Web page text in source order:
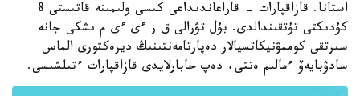
استانا. قازاقپارات - قاراعاندىداعى كىسى ولىمىنە قاتىستى 8
كۇدىكتى تۇتقىندالدى. بۇل تۋرالى ق ر ءى ءى م ىشكى جانە
سىرتقى كوممۋنيكاتسيالار دەپارتامەنتىنىڭ ديرەكتورى الماس
سادۋبايەۆ ءمالىم ەتتى، دەپ حابارلايدى قازاقپارات ءتىلشىسى.